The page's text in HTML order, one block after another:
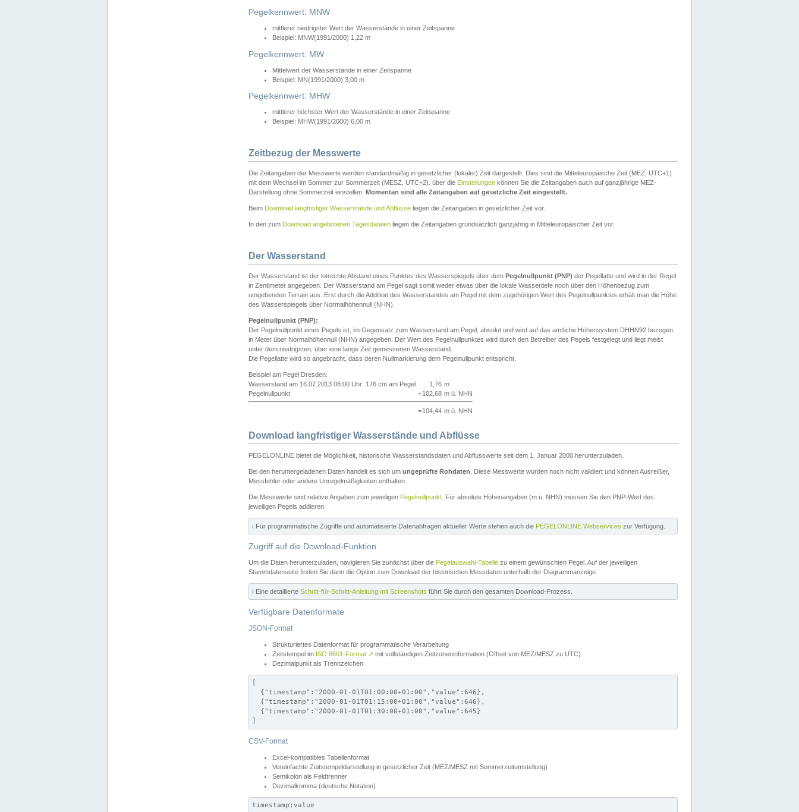
Pegelkennwert: MNW
mittlerer niedrigster Wert der Wasserstände in einer Zeitspanne
Beispiel: MNW(1991/2000) 1,22 m
Pegelkennwert: MW
Mittelwert der Wasserstände in einer Zeitspanne
Beispiel: MN(1991/2000) 3,00 m
Pegelkennwert: MHW
mittlerer höchster Wert der Wasserstände in einer Zeitspanne
Beispiel: MHW(1991/2000) 6,00 m
Zeitbezug der Messwerte
Die Zeitangaben der Messwerte werden standardmäßig in gesetzlicher (lokaler) Zeit dargestellt. Dies sind die Mitteleuropäische Zeit (MEZ, UTC+1)
mit dem Wechsel im Sommer zur Sommerzeit (MESZ, UTC+2). über die Einstellungen können Sie die Zeitangaben auch auf ganzjährige MEZ-
Darstellung ohne Sommerzeit einstellen. Momentan sind alle Zeitangaben auf gesetzliche Zeit eingestellt.
Beim Download langfristiger Wasserstände und Abflüsse liegen die Zeitangaben in gesetzlicher Zeit vor.
In den zum Download angebotenen Tagesdateien liegen die Zeitangaben grundsätzlich ganzjährig in Mitteleuropäischer Zeit vor.
Der Wasserstand
Der Wasserstand ist der lotrechte Abstand eines Punktes des Wasserspiegels über dem Pegelnullpunkt (PNP) der Pegellatte und wird in der Regel
in Zentimeter angegeben. Der Wasserstand am Pegel sagt somit weder etwas über die lokale Wassertiefe noch über den Höhenbezug zum
umgebenden Terrain aus. Erst durch die Addition des Wasserstandes am Pegel mit dem zugehörigen Wert des Pegelnullpunktes erhält man die Höhe
des Wasserspiegels über Normalhöhennull (NHN).
Pegelnullpunkt (PNP):
Der Pegelnullpunkt eines Pegels ist, im Gegensatz zum Wasserstand am Pegel, absolut und wird auf das amtliche Höhensystem DHHN92 bezogen
in Meter über Normalhöhennull (NHN) angegeben. Der Wert des Pegelnullpunktes wird durch den Betreiber des Pegels festgelegt und liegt meist
unter dem niedrigsten, über eine lange Zeit gemessenen Wasserstand.
Die Pegellatte wird so angebracht, dass deren Nullmarkierung dem Pegelnullpunkt entspricht.
Beispiel am Pegel Dresden:
Wasserstand am 16.07.2013 08:00 Uhr: 176 cm am Pegel
1,76 m
Pegelnullpunkt
+102,68 m ü. NHN
=104,44 m ü. NHN
Download langfristiger Wasserstände und Abflüsse
PEGELONLINE bietet die Möglichkeit, historische Wasserstandsdaten und Abflusswerte seit dem 1. Januar 2000 herunterzuladen.
Bei den heruntergeladenen Daten handelt es sich um ungeprüfte Rohdaten . Diese Messwerte wurden noch nicht validiert und können Ausreißer,
Messfehler oder andere Unregelmäßigkeiten enthalten.
Die Messwerte sind relative Angaben zum jeweiligen Pegelnullpunkt . Für absolute Höhenangaben (m ü. NHN) müssen Sie den PNP-Wert des
jeweiligen Pegels addieren.
ℹ️ Für programmatische Zugriffe und automatisierte Datenabfragen aktueller Werte stehen auch die PEGELONLINE Webservices zur Verfügung.
Zugriff auf die Download-Funktion
Um die Daten herunterzuladen, navigieren Sie zunächst über die Pegelauswahl-Tabelle zu einem gewünschten Pegel. Auf der jeweiligen
Stammdatenseite finden Sie dann die Option zum Download der historischen Messdaten unterhalb der Diagrammanzeige.
ℹ️ Eine detaillierte Schritt-für-Schritt-Anleitung mit Screenshots führt Sie durch den gesamten Download-Prozess.
Verfügbare Datenformate
JSON-Format
Strukturiertes Datenformat für programmatische Verarbeitung
Zeitstempel im ISO 8601-Format ↗ mit vollständigen Zeitzoneninformation (Offset von MEZ/MESZ zu UTC)
Dezimalpunkt als Trennzeichen
[
  {"timestamp":"2000-01-01T01:00:00+01:00","value":646},
  {"timestamp":"2000-01-01T01:15:00+01:00","value":646},
  {"timestamp":"2000-01-01T01:30:00+01:00","value":645}
]
CSV-Format
Excel-kompatibles Tabellenformat
Vereinfachte Zeitstempeldarstellung in gesetzlicher Zeit (MEZ/MESZ mit Sommerzeitumstellung)
Semikolon als Feldtrenner
Dezimalkomma (deutsche Notation)
timestamp;value